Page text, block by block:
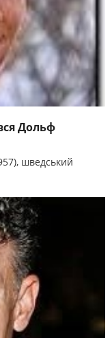
Дольф
шведський